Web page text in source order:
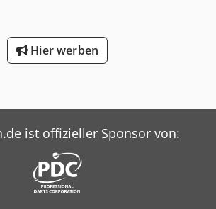
Hier werben
ist offizieller Sponsor von: